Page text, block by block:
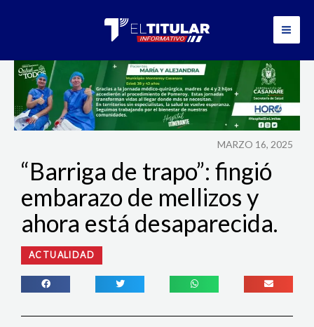
MARZO 16, 2025
“Barriga de trapo”: fingió
embarazo de mellizos y
ahora está desaparecida.
ACTUALIDAD